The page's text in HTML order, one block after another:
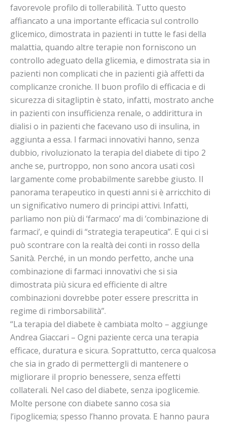
favorevole profilo di tollerabilità. Tutto questo
affiancato a una importante efficacia sul controllo
glicemico, dimostrata in pazienti in tutte le fasi della
malattia, quando altre terapie non forniscono un
controllo adeguato della glicemia, e dimostrata sia in
pazienti non complicati che in pazienti già affetti da
complicanze croniche. Il buon profilo di efficacia e di
sicurezza di sitagliptin è stato, infatti, mostrato anche
in pazienti con insufficienza renale, o addirittura in
dialisi o in pazienti che facevano uso di insulina, in
aggiunta a essa. I farmaci innovativi hanno, senza
dubbio, rivoluzionato la terapia del diabete di tipo 2
anche se, purtroppo, non sono ancora usati così
largamente come probabilmente sarebbe giusto. Il
panorama terapeutico in questi anni si è arricchito di
un significativo numero di principi attivi. Infatti,
parliamo non più di ‘farmaco’ ma di ‘combinazione di
farmaci’, e quindi di “strategia terapeutica”. E qui ci si
può scontrare con la realtà dei conti in rosso della
Sanità. Perché, in un mondo perfetto, anche una
combinazione di farmaci innovativi che si sia
dimostrata più sicura ed efficiente di altre
combinazioni dovrebbe poter essere prescritta in
regime di rimborsabilità”.
“La terapia del diabete è cambiata molto – aggiunge
Andrea Giaccari – Ogni paziente cerca una terapia
efficace, duratura e sicura. Soprattutto, cerca qualcosa
che sia in grado di permettergli di mantenere o
migliorare il proprio benessere, senza effetti
collaterali. Nel caso del diabete, senza ipoglicemie.
Molte persone con diabete sanno cosa sia
l’ipoglicemia; spesso l’hanno provata. E hanno paura